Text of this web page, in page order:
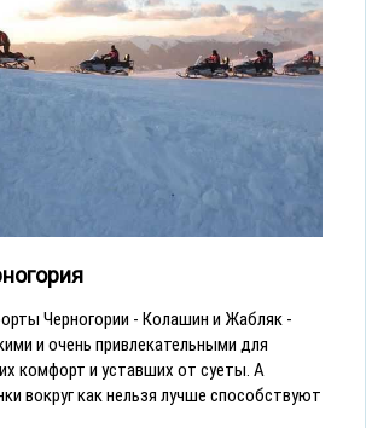
Черногории - Колашин и Жабляк -
и очень привлекательными для
комфорт и уставших от суеты. А
вокруг как нельзя лучше способствуют